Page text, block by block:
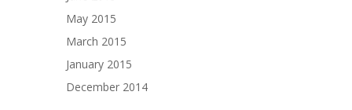
May 2015
March 2015
January 2015
December 2014